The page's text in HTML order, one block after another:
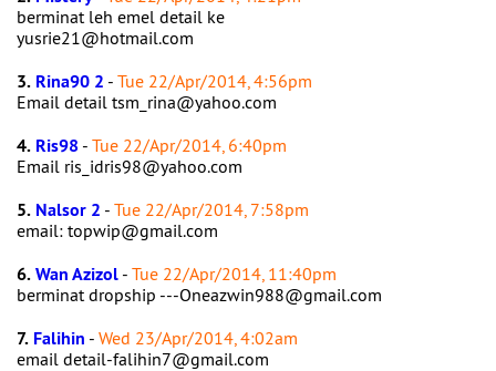
berminat leh emel detail ke
yusrie21@hotmail.com
3. Rina90 2 - Tue 22/Apr/2014, 4:56pm
Email detail tsm_rina@yahoo.com
4. Ris98 - Tue 22/Apr/2014, 6:40pm
Email ris_idris98@yahoo.com
5. Nalsor 2 - Tue 22/Apr/2014, 7:58pm
email: topwip@gmail.com
6.Wan Azizol - Tue 22/Apr/2014, 11:40pm
berminat dropship ---Oneazwin988@gmail.com
7. Falihin - Wed 23/Apr/2014, 4:02am
email detail-falihin7@gmail.com